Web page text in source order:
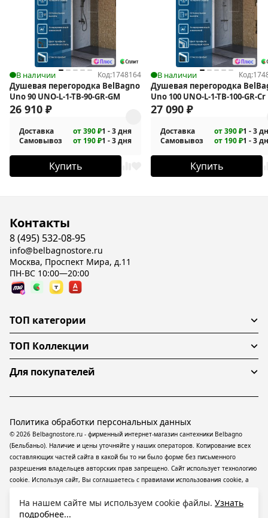
В наличии Код:1748164
Душевая перегородка BelBagno
Uno 90 UNO-L-1-TB-90-GR-GM
26 910 ₽
Доставка от 390 ₽1 - 3 дня
Самовывоз
от 190 ₽1 - 3 дня
Купить
В наличии Код:
Душевая перегородка
Uno 100 UNO-L-1-TB-100-GR-Cr
27 090 ₽
Доставка от 390 ₽1 - 3
Самовывоз
от 190 ₽1 - 3
Купить
Контакты
8 (495) 532-08-95
info@belbagnostore.ru
Москва, Проспект Мира, д.11
ПН-ВС 10:00—20:00
ТОП категории
ТОП Коллекции
Для покупателей
© 2026 Belbagnostore.ru - фирменный интернет-магазин сантехники Belbagno
(Бельбаньо). Наличие и цены уточняйте у наших операторов. Копирование всех
составляющих частей сайта в какой бы то ни было форме без письменного
разрешения владельцев авторских прав запрещено. Сайт использует технологию
cookie. Используя сайт, Вы соглашаетесь с правилами использования cookie, а
ресурсе применяютсярекомендательные технологии(информационные
технологии предоставления информации на основе сбора, систематизации и
Политика обработки персональных данных
На нашем сайте мы используем cookie файлы. Узнать
подробнее...